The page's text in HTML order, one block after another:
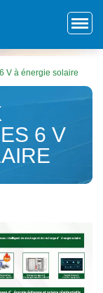
V à énergie solaire
6 V